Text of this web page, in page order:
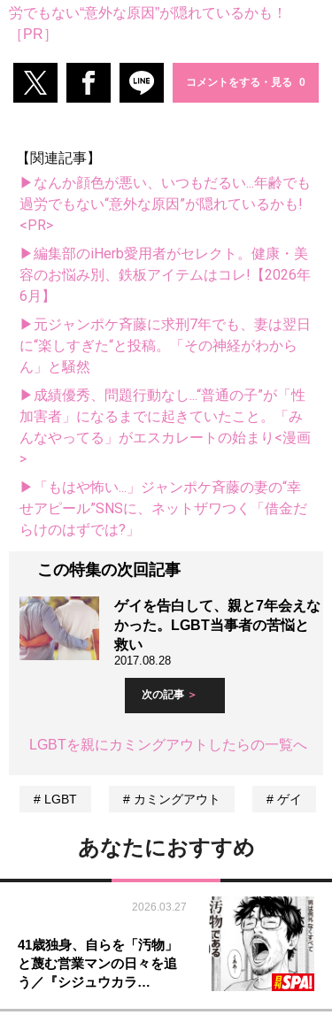
労でもない“意外な原因”が隠れているかも！
［PR］
コメントをする・見る
【関連記事】
▶なんか顔色が悪い、いつもだるい...年齢でも
過労でもない“意外な原因”が隠れているかも!
<PR>
▶編集部のiHerb愛用者がセレクト。健康・美
容のお悩み別、鉄板アイテムはコレ!【2026年
6月】
▶元ジャンポケ斉藤に求刑7年でも、妻は翌日
に“楽しすぎた“と投稿。「その神経がわから
ん」と騒然
▶成績優秀、問題行動なし...“普通の子”が「性
加害者」になるまでに起きていたこと。「み
んなやってる」がエスカレートの始まり<漫画
>
▶「もはや怖い...」ジャンポケ斉藤の妻の“幸
せアピール”SNSに、ネットザワつく「借金だ
らけのはずでは?」
この特集の次回記事
ゲイを告白して、親と7年会えな
かった。LGBT当事者の苦悩と
救い
2017.08.28
次の記事
LGBTを親にカミングアウトしたらの一覧へ
LGBT カミングアウト ゲイ
あなたにおすすめ
2026.03.27
41歳独身、自らを「汚物」
と蔑む営業マンの日々を追
う／『シジュウカラ…